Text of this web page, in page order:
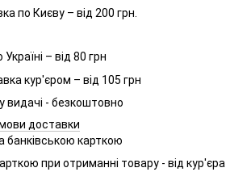
по Києву – від 200 грн.
– від 80 грн
кур'єром – від 105 грн
видачі - безкоштовно
доставки
банківською карткою
при отриманні товару - від кур'єра